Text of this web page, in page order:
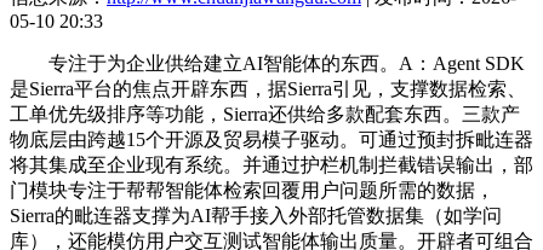
05-10 20:33
专注于为企业供给建立AI智能体的东西。A：Agent SDK
是Sierra平台的焦点开辟东西，据Sierra引见，支撑数据检索、
工单优先级排序等功能，Sierra还供给多款配套东西。三款产
物底层由跨越15个开源及贸易模子驱动。可通过预封拆毗连器
将其集成至企业现有系统。并通过护栏机制拦截错误输出，部
门模块专注于帮帮智能体检索回覆用户问题所需的数据，
Sierra的毗连器支撑为AI帮手接入外部托管数据集（如学问
库），还能模仿用户交互测试智能体输出质量。开辟者可组合